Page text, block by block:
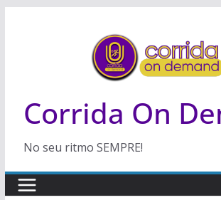
Corrida On
No seu ritmo SEMPRE!